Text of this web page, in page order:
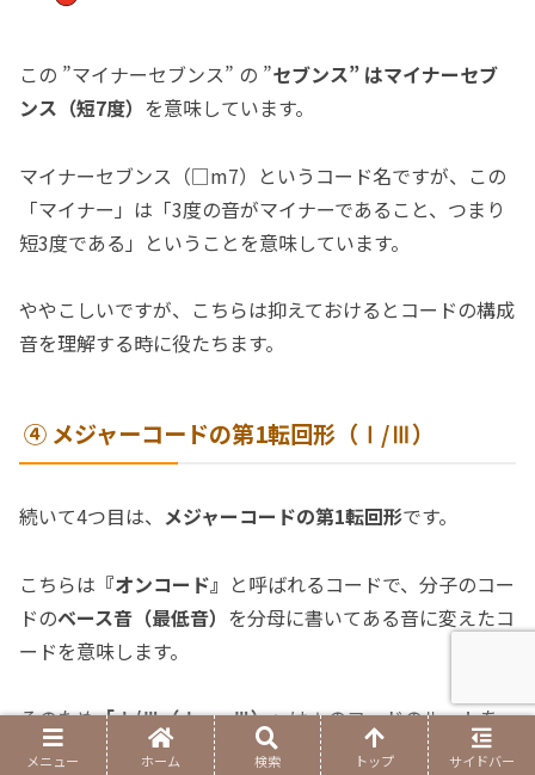
この ”マイナーセブンス” の ”セブンス” はマイナーセブ
ンス（短7度） を意味しています。
マイナーセブンス（□m7）というコード名ですが、この
「マイナー」は「3度の音がマイナーであること、つまり
短3度である」ということを意味しています。
ややこしいですが、こちらは抑えておけるとコードの構成
音を理解する時に役たちます。
④ メジャーコードの第1転回形（Ⅰ/Ⅲ）
続いて4つ目は、 メジャーコードの第1転回形です。
こちらは 『オンコード』 と呼ばれるコードで、分子のコー
ドのベース音（最低音） を分母に書いてある音に変えたコ
ードを意味します。
そのため「Ⅰ/Ⅲ（Ⅰ on Ⅲ）」はⅠのコードのルートを
Ⅲ（つまりは3度の音）に変更したコードとなります。
メニュー ホーム 検索 トップ サイドバー